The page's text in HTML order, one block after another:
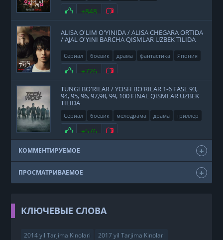
Нравится
+848 Не нравится
ALISA O'LIM O'YINIDA / ALISA CHEGARA ORTIDA
/ AJAL O'YINI BARCHA QISMLAR UZBEK TILIDA
Сериал боевик драма фантастика
Япония
2020
Нравится
+726 Не нравится
TUNGI BO'RILAR / YOSH BO'RILAR 1-6 FASL 93,
94, 95, 96, 97,98, 99, 100 FINAL QISMLAR UZBEK
TILIDA
Сериал боевик мелодрама драма
триллер
фэнтези
США 2011
Нравится
+576 Не нравится
КОММЕНТИРУЕМОЕ
ПРОСМАТРИВАЕМОЕ
КЛЮЧЕВЫЕ СЛОВА
2014 yil Tarjima Kinolari
2017 yil Tarjima Kinolari